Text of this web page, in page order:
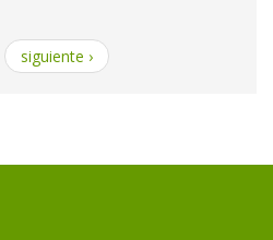
siguiente ›